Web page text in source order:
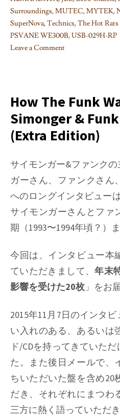
Surroundings,MUTEC,MYTEK,
SuperNova,Technics,The Hot Rats
PSVANE WE300B,USB-029H-RP
Leave a Comment
R1000
試
聴
記
#03:
デ
ィ
ジ
タ
ル
入
で
試
聴
How The Funk
Simonger &
(Extra Edition)
サイモンガー&ファンク
ガーさん、ファンクさん
へのロングインタビュー
サイモンガーさんとファ
期（1993〜1994年頃？）
今回は、インタビュー本
ていただきまして、年末
影響を受けた20枚 」をお
2015年11月7日のインタ
い入れのある、あるいは
ド/CDを持ってきていた
た。また後日メールで、
ちいただいた盤を含め20
だき、それぞれにまつわ
三方に熱く語っていただき